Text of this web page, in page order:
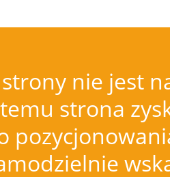
nie jest
strona